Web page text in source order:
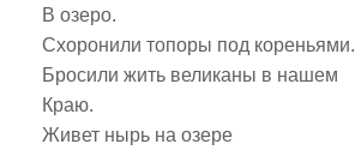
В озеро.
Схоронили топоры под кореньями.
Бросили жить великаны в нашем
Краю.
Живет нырь на озере